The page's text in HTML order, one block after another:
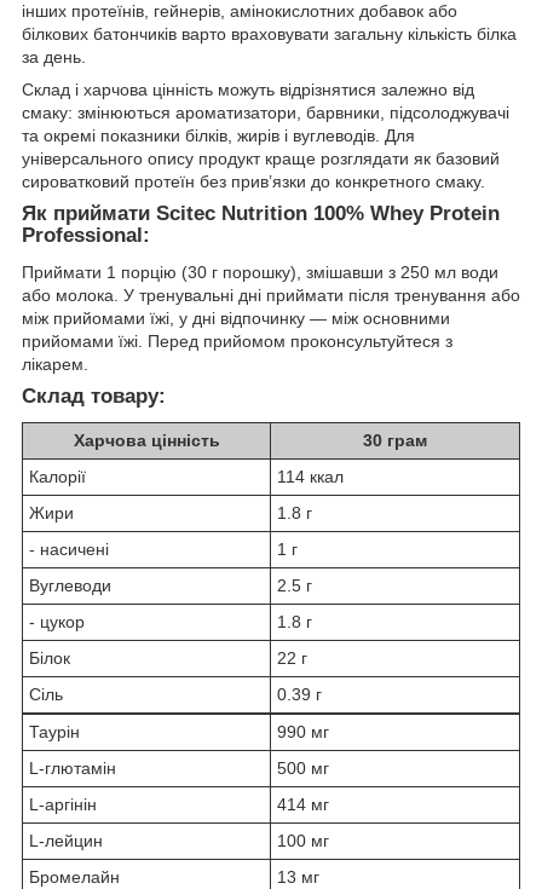
інших протеїнів, гейнерів, амінокислотних добавок або
білкових батончиків варто враховувати загальну кількість білка
за день.
Склад і харчова цінність можуть відрізнятися залежно від
смаку: змінюються ароматизатори, барвники, підсолоджувачі
та окремі показники білків, жирів і вуглеводів. Для
універсального опису продукт краще розглядати як базовий
сироватковий протеїн без прив’язки до конкретного смаку.
Як приймати Scitec Nutrition 100% Whey Protein
Professional:
Приймати 1 порцію (30 г порошку), змішавши з 250 мл води
або молока. У тренувальні дні приймати після тренування або
між прийомами їжі, у дні відпочинку — між основними
прийомами їжі. Перед прийомом проконсультуйтеся з
лікарем.
Склад товару:
Харчова цінність
30 грам
Калорії
114 ккал
Жири
1.8 г
- насичені
1 г
Вуглеводи
2.5 г
- цукор
1.8 г
Білок
22 г
Сіль
0.39 г
Таурін
990 мг
L-глютамін
500 мг
L-аргінін
414 мг
L-лейцин
100 мг
Бромелайн
13 мг